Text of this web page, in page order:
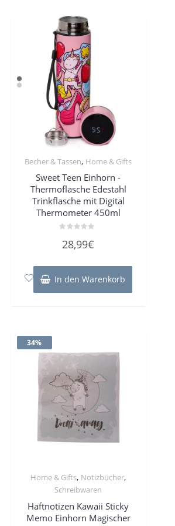
Becher & Tassen, Home & Gifts
Sweet Teen Einhorn -
Thermoflasche Edestahl
Trinkflasche mit Digital
Thermometer 450ml
mit
5
28,99€
In den Warenkorb
34%
Home & Gifts, Notizbücher,
Schreibwaren
Haftnotizen Kawaii Sticky
Memo Einhorn Magischer